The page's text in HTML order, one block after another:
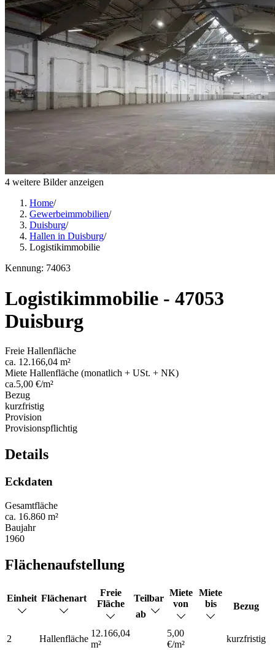
4 weitere Bilder anzeigen
Home/
Gewerbeimmobilien/
Duisburg/
Hallen in Duisburg/
Logistikimmobilie
Kennung: 74063
Logistikimmobilie - 47053
Duisburg
Freie Hallenfläche
ca. 12.166,04 m²
Miete Hallenfläche (monatlich + USt. + NK)
ca.5,00 €/m²
Bezug
kurzfristig
Provision
Provisionspflichtig
Details
Eckdaten
Gesamtfläche
ca. 16.860 m²
Baujahr
1960
Flächenaufstellung
Einheit Flächenart
Freie
Fläche
Teilbar
ab
Miete
von
Miete
bis
Bezug
2 Hallenfläche
12.166,04
m²
5,00
€/m²
kurzfristig